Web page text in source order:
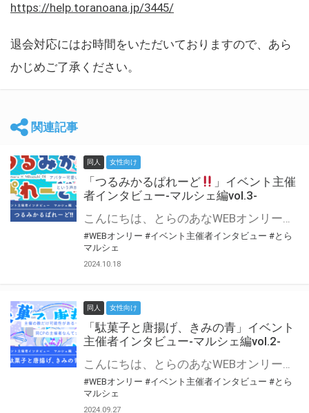
https://help.toranoana.jp/3445/
退会対応にはお時間をいただいておりますので、あら
かじめご了承ください。
関連記事
同人 女性向け
「つるみかるぱれーど
」イベント主催
者インタビュー-マルシェ編vol.3-
こんにちは、とらのあなWEBオンリー運営スタッフです。 新たにお届けする、イベント主催者インタビュー-マルシェ編-は、 とらのあなWEBオンリー「マルシェ」をご利用した主催様に 「マルシェ」を使って開催した感想や心がけをお聞きする企画です。 今回は、WEBオンリー初開催「つるみかるぱれーど
#WEBオンリー #イベント主催者インタビュー #とら
マルシェ
2024.10.18
同人 女性向け
「駄菓子と唐揚げ、きみの青」イベント
主催者インタビュー-マルシェ編vol.2-
こんにちは、とらのあなWEBオンリー運営スタッフです。 新たにお届けする、イベント主催者インタビュー-マルシェ編-は、 とらのあなWEBオンリー「マルシェ」をご利用の主催様に 「マルシェ」を使ってイベントを開催した感想や心がけをお聞きする企画です。 今回は、WEBオンリー初開催「駄菓子と唐揚げ、きみの青」より、 主催のぎこ六屋様にお話を伺いました。 協力：ぎこ六屋様／イベント公式Twitter（@krkgwks） とらのあなWEBオンリー「マルシェ」とは？ WEBオンリーでリアルタイムでコミュニケーションがとれるオンライン会場です。
#WEBオンリー #イベント主催者インタビュー #とら
マルシェ
2024.09.27